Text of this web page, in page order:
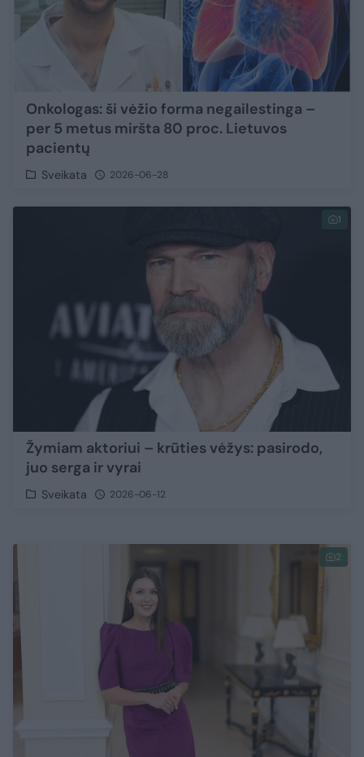
Onkologas: ši vėžio forma negailestinga –
per 5 metus miršta 80 proc. Lietuvos
pacientų
Sveikata 2026-06-28
1
Žymiam aktoriui – krūties vėžys: pasirodo,
juo serga ir vyrai
Sveikata 2026-06-12
2